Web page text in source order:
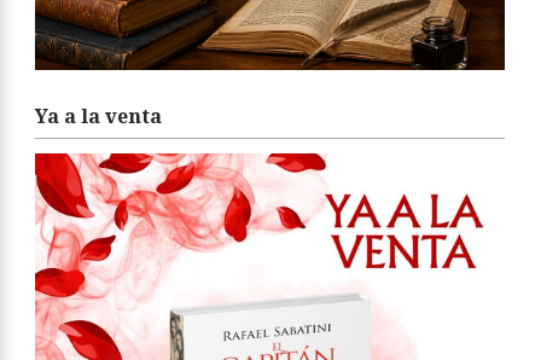
Ya a la venta